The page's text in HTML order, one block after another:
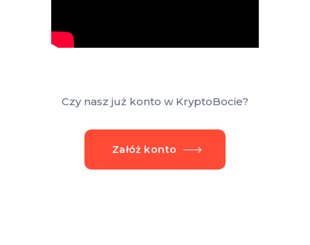
Czy nasz już konto w KryptoBocie?
Załóż konto